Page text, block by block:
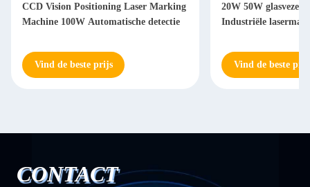
CCD Vision Positioning Laser Marking
Machine 100W Automatische detectie
Vind de beste prijs
20W 50W
Industriële
Vind de beste
CONTACT